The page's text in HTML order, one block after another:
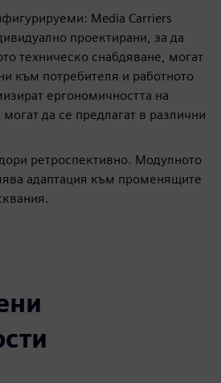
Media Carriers
проектирани, за да
техническо снабдяване, могат
към потребителя и работното
ергономичността на
да се предлагат в различни
ретроспективно. Модулното
адаптация към променящите